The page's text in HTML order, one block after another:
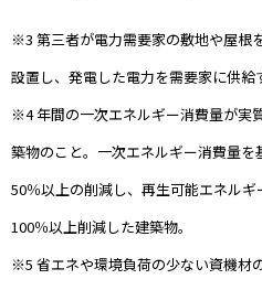
※3 第三者が電力需要家の敷地や屋根
設置し、発電した電力を需要家に供給
※4 年間の一次エネルギー消費量が実
築物のこと。一次エネルギー消費量
50％以上の削減し、再生可能エネル
100％以上削減した建築物。
※5 省エネや環境負荷の少ない資機材